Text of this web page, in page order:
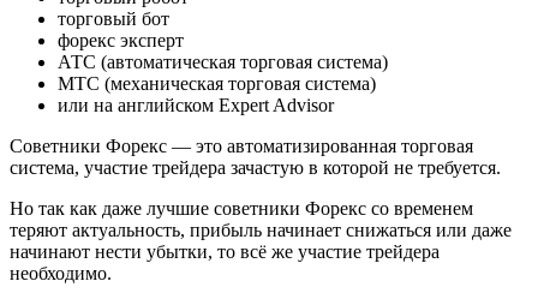
торговый бот
форекс эксперт
АТС (автоматическая торговая система)
МТС (механическая торговая система)
или на английском Expert Advisor
Советники Форекс — это автоматизированная торговая
система, участие трейдера зачастую в которой не требуется.
Но так как даже лучшие советники Форекс со временем
теряют актуальность, прибыль начинает снижаться или даже
начинают нести убытки, то всё же участие трейдера
необходимо.